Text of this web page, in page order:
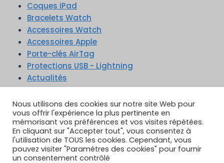
Coques iPad
Bracelets Watch
Accessoires Watch
Accessoires Apple
Porte-clés AirTag
Protections USB - Lightning
Actualités
TikTok YouTube
Google Reviews
Instagram
Nous utilisons des cookies sur notre site Web pour
vous offrir l'expérience la plus pertinente en
mémorisant vos préférences et vos visites répétées.
En cliquant sur "Accepter tout", vous consentez à
l'utilisation de TOUS les cookies. Cependant, vous
pouvez visiter "Paramètres des cookies" pour fournir
un consentement contrôlé